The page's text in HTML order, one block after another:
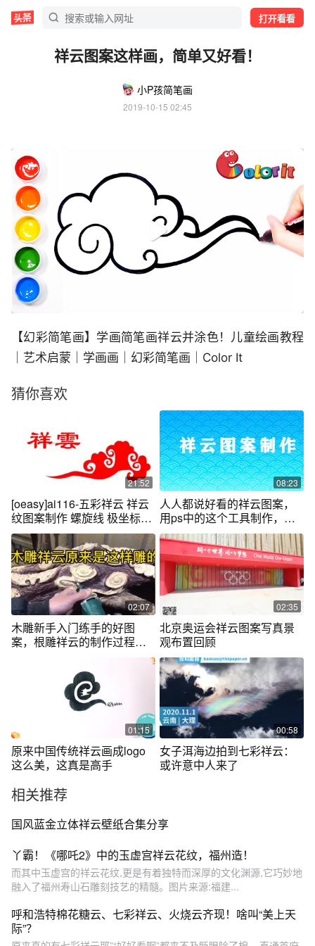
打开看看
祥云图案这样画，简单又好看！
小P孩简笔画
2019-10-15 02:45
【幻彩简笔画】学画简笔画祥云并涂色！儿童绘画教程
｜艺术启蒙｜学画画｜幻彩简笔画｜Color It
猜你喜欢
21:52
[oeasy]ai116-五彩祥云 祥云
纹图案制作 螺旋线 极坐标拼
接
08:23
人人都说好看的祥云图案，
用ps中的这个工具制作，大
幅降低工作量
02:07
木雕新手入门练手的好图
案，根雕祥云的制作过程，
02:35
北京奥运会祥云图案写真景
观布置回顾
01:15
原来中国传统祥云画成logo
这么美，这真是高手
00:58
女子洱海边拍到七彩祥云：
或许意中人来了
相关推荐
国风蓝金立体祥云壁纸合集分享
丫霸！《哪吒2》中的玉虚宫祥云花纹，福州造！
而其中玉虚宫的祥云花纹,更是有着独特而深厚的文化渊源,它巧妙地
融入了福州寿山石雕刻技艺的精髓。图片来源:福建...
呼和浩特棉花糖云、七彩祥云、火烧云齐现！啥叫“美上天
际”？